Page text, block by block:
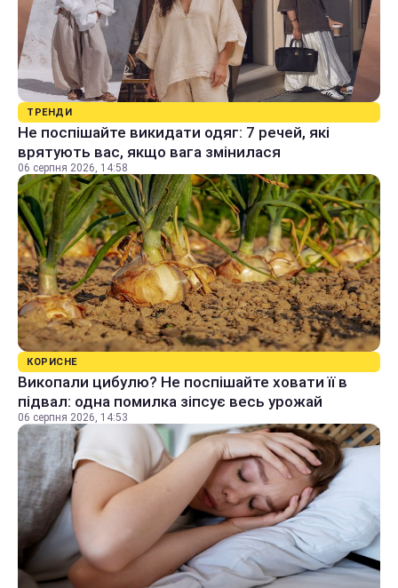
ТРЕНДИ
Не поспішайте викидати одяг: 7 речей, які
врятують вас, якщо вага змінилася
06 серпня 2026, 14:58
КОРИСНЕ
Викопали цибулю? Не поспішайте ховати її в
підвал: одна помилка зіпсує весь урожай
06 серпня 2026, 14:53